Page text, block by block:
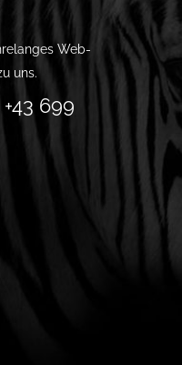
Web-
uns.
+43 699